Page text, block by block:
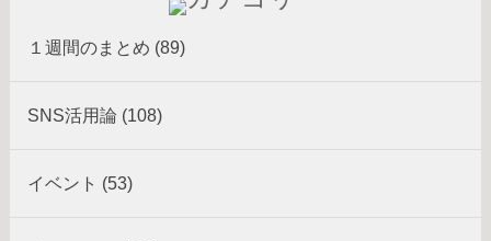
１週間のまとめ (89)
SNS活用論 (108)
イベント (53)